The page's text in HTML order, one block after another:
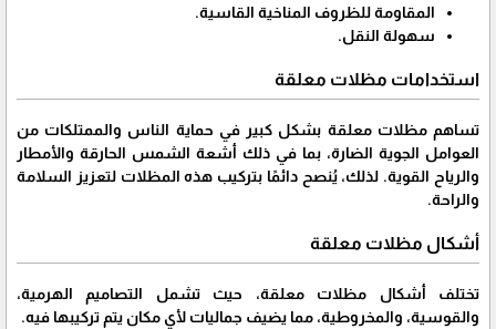
المقاومة للظروف المناخية القاسية.
سهولة النقل.
استخدامات مظلات معلقة
تساهم مظلات معلقة بشكل كبير في حماية الناس والممتلكات من
العوامل الجوية الضارة، بما في ذلك أشعة الشمس الحارقة والأمطار
والرياح القوية. لذلك، يُنصح دائمًا بتركيب هذه المظلات لتعزيز السلامة
والراحة.
أشكال مظلات معلقة
تختلف أشكال مظلات معلقة، حيث تشمل التصاميم الهرمية،
والقوسية، والمخروطية، مما يضيف جماليات لأي مكان يتم تركيبها فيه.